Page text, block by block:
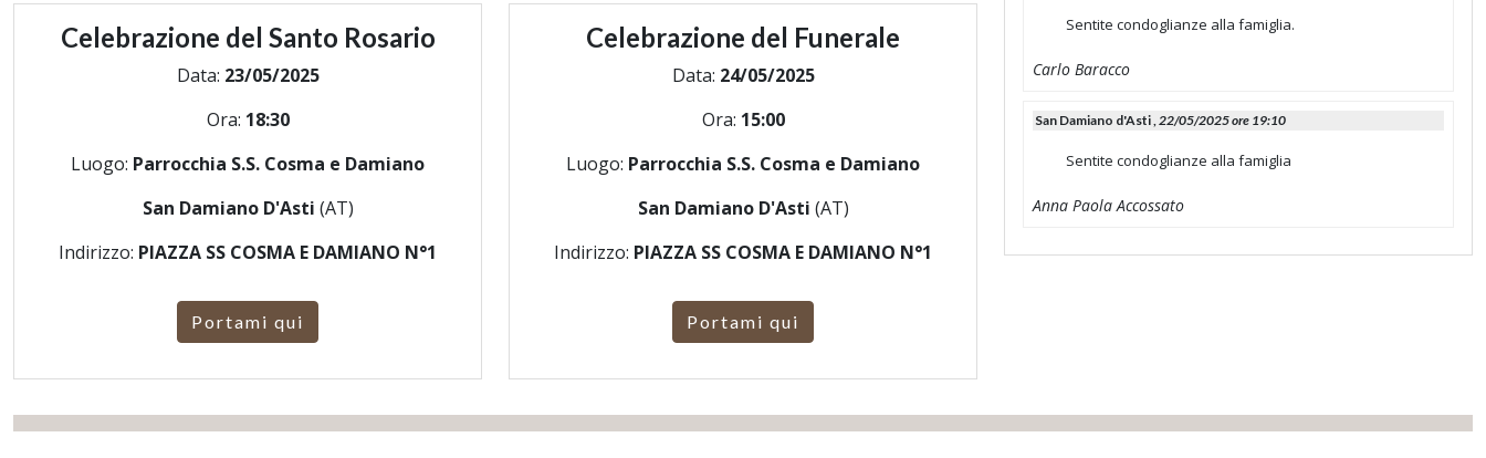
Celebrazione del Santo Rosario
Data: 23/05/2025
Ora: 18:30
Luogo: Parrocchia S.S. Cosma e Damiano
San Damiano D'Asti (AT)
Indirizzo: PIAZZA SS COSMA E DAMIANO N°1
Portami qui
Celebrazione del Funerale
Data: 24/05/2025
Ora: 15:00
Luogo: Parrocchia S.S. Cosma e Damiano
San Damiano D'Asti (AT)
Indirizzo: PIAZZA SS COSMA E DAMIANO N°1
Portami qui
Sentite condoglianze alla famiglia.
Carlo Baracco
San Damiano d'Asti ,22/05/2025 ore 19:10
Sentite condoglianze alla famiglia
Anna Paola Accossato